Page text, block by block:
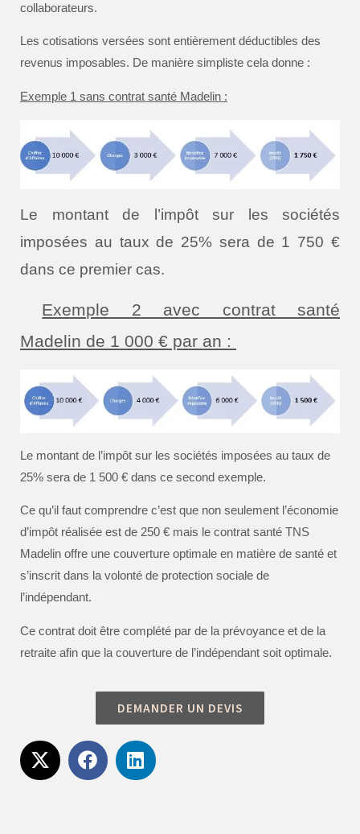
collaborateurs.
Les cotisations versées sont entièrement déductibles des
revenus imposables. De manière simpliste cela donne :
Exemple 1 sans contrat santé Madelin :
Le montant de l’impôt sur les sociétés
imposées au taux de 25% sera de 1 750 €
dans ce premier cas.
Exemple 2 avec contrat santé
Madelin de 1 000 € par an :
Le montant de l’impôt sur les sociétés imposées au taux de
25% sera de 1 500 € dans ce second exemple.
Ce qu’il faut comprendre c’est que non seulement l’économie
d’impôt réalisée est de 250 € mais le contrat santé TNS
Madelin offre une couverture optimale en matière de santé et
s’inscrit dans la volonté de protection sociale de
l’indépendant.
Ce contrat doit être complété par de la prévoyance et de la
retraite afin que la couverture de l’indépendant soit optimale.
DEMANDER UN DEVIS